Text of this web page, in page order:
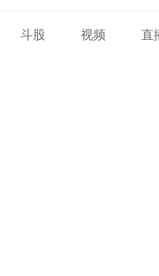
斗股 视频 直